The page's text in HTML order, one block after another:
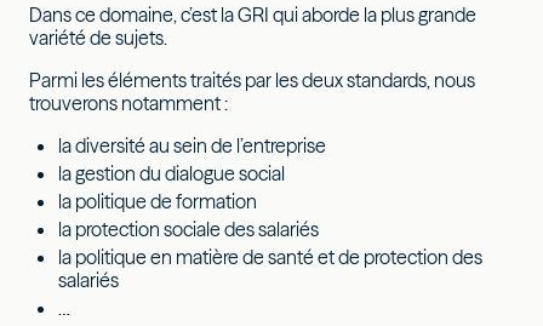
Dans ce domaine, c’est la GRI qui aborde la plus grande
variété de sujets.
Parmi les éléments traités par les deux standards, nous
trouverons notamment :
la diversité au sein de l’entreprise
la gestion du dialogue social
la politique de formation
la protection sociale des salariés
la politique en matière de santé et de protection des
salariés